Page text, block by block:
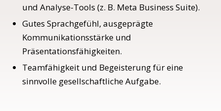
und Analyse-Tools (z. B. Meta Business Suite).
Gutes Sprachgefühl, ausgeprägte
Kommunikationsstärke und
Präsentationsfähigkeiten.
Teamfähigkeit und Begeisterung für eine
sinnvolle gesellschaftliche Aufgabe.